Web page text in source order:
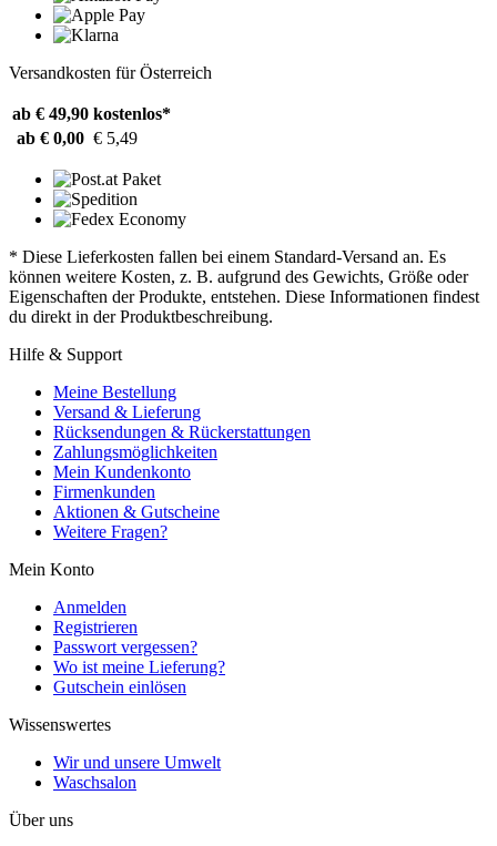
Versandkosten für Österreich
ab € 49,90 kostenlos*
ab € 0,00 € 5,49
* Diese Lieferkosten fallen bei einem Standard-Versand an. Es
können weitere Kosten, z. B. aufgrund des Gewichts, Größe oder
Eigenschaften der Produkte, entstehen. Diese Informationen findest
du direkt in der Produktbeschreibung.
Hilfe & Support
Meine Bestellung
Versand & Lieferung
Rücksendungen & Rückerstattungen
Zahlungsmöglichkeiten
Mein Kundenkonto
Firmenkunden
Aktionen & Gutscheine
Weitere Fragen?
Mein Konto
Anmelden
Registrieren
Passwort vergessen?
Wo ist meine Lieferung?
Gutschein einlösen
Wissenswertes
Wir und unsere Umwelt
Waschsalon
Über uns